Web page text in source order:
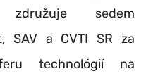
sedem
SAV a CVTI SR za
technológií na